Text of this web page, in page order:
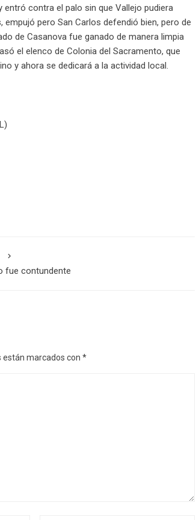
entró contra el palo sin que Vallejo pudiera
pero San Carlos defendió bien, pero de
de Casanova fue ganado de manera limpia
el elenco de Colonia del Sacramento, que
y ahora se dedicará a la actividad local.
fue contundente
están marcados con *